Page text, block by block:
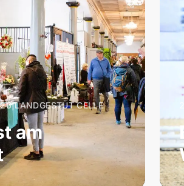
|LANDGESTÜT CELLE
am